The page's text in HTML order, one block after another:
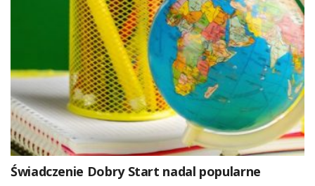
Świadczenie Dobry Start nadal popularne